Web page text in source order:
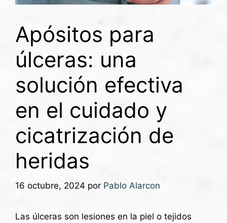
Apósitos para
úlceras: una
solución efectiva
en el cuidado y
cicatrización de
heridas
16 octubre, 2024 por Pablo Alarcon
Las úlceras son lesiones en la piel o tejidos